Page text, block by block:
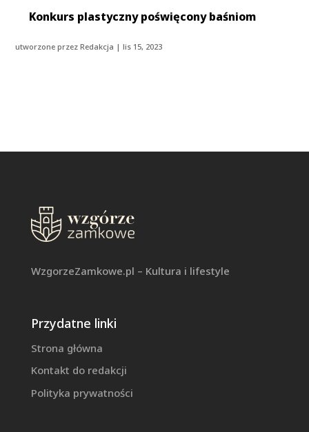
Konkurs plastyczny poświęcony baśniom
utworzone przezRedakcja |lis 15, 2023
WzgorzeZamkowe.pl – Kultura i lifestyle
Przydatne linki
Strona główna
Kontakt do redakcji
Polityka prywatności